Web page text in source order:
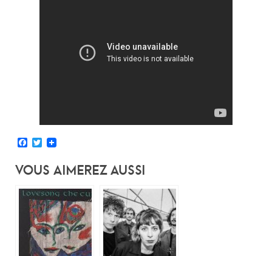
Facebook
Twitter
Vous Aimerez Aussi